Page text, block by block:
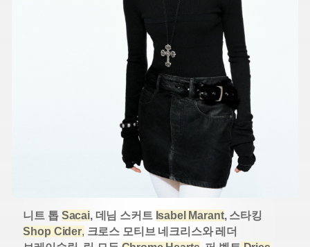
니트 톱 Sacai, 데님 스커트 Isabel Marant, 스타킹
Shop Cider, 크로스 모티브 네크리스와 레더